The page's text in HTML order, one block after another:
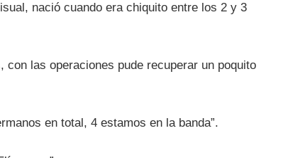
nació cuando era chiquito entre los 2 y 3
las operaciones pude recuperar un poquito
en total, 4 estamos en la banda”.